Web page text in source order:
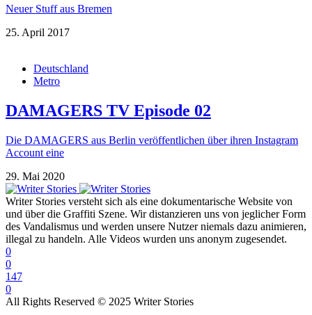
Neuer Stuff aus Bremen
25. April 2017
Deutschland
Metro
DAMAGERS TV Episode 02
Die DAMAGERS aus Berlin veröffentlichen über ihren Instagram
Account eine
29. Mai 2020
Writer Stories versteht sich als eine dokumentarische Website von
und über die Graffiti Szene. Wir distanzieren uns von jeglicher Form
des Vandalismus und werden unsere Nutzer niemals dazu animieren,
illegal zu handeln. Alle Videos wurden uns anonym zugesendet.
0
0
147
0
All Rights Reserved © 2025 Writer Stories